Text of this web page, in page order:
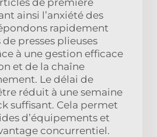
ainsi l’anxiété des
rapidement
presses plieuses
à une gestion efficace
et de la chaîne
Le délai de
réduit à une semaine
suffisant. Cela permet
d’équipements et
concurrentiel.